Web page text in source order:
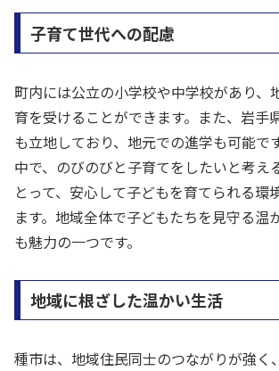
子育て世代への配慮
町内には公立の小学校や中学校があり、
育を受けることができます。また、岩手
も立地しており、地元での進学も可能で
中で、のびのびと子育てをしたいと考え
とって、安心して子どもを育てられる環
ます。地域全体で子どもたちを見守る温
も魅力の一つです。
地域に根ざした温かい生活
種市は、地域住民同士のつながりが強く